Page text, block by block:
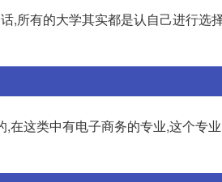
,所有的大学其实都是认自己进行选
这类中有电子商务的专业,这个专